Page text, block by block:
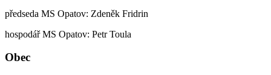
předseda MS Opatov: Zdeněk Fridrin
hospodář MS Opatov: Petr Toula
Obec